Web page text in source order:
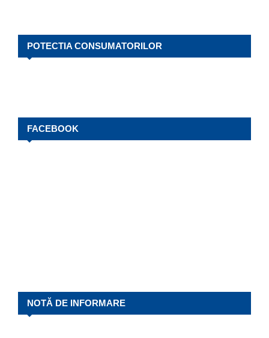
POTECTIA CONSUMATORILOR
FACEBOOK
NOTĂ DE INFORMARE